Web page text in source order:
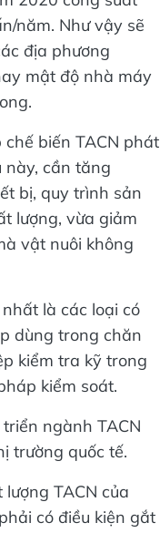
năm. Như vậy sẽ
địa phương
mật độ nhà máy
biến TACN phát
này, cần tăng
bị, quy trình sản
lượng, vừa giảm
vật nuôi không
là các loại có
dùng trong chăn
kiểm tra kỹ trong
kiểm soát.
ngành TACN
trường quốc tế.
TACN của
có điều kiện gắt